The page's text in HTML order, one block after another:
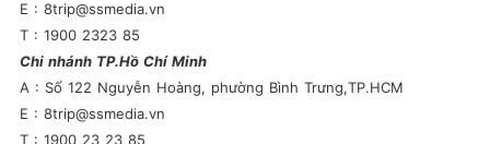
E : 8trip@ssmedia.vn
T : 1900 2323 85
Chi nhánh TP.Hồ Chí Minh
A : Số 122 Nguyễn Hoàng, phường Bình Trưng,TP.HCM
E : 8trip@ssmedia.vn
T : 1900 23 23 85